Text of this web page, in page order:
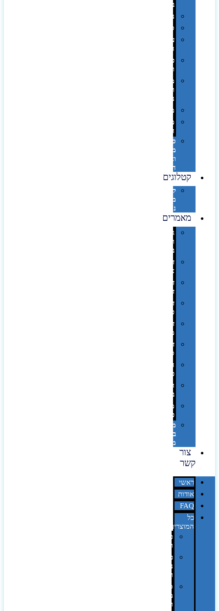
בפחית
נסיעות
ספורט
על
השולחן…
פינוק
וספא
מזוודות
ותיקי
נסיעות
מטריות
מוצרי
חוף
סביבת
מחשב
וציוד
היקפי
קטלוגים
קטלוג
מוצרי
נייר
מאמרים
גימורים
והשבחות
בדפוס
דפוס
אופסט
דפוס
דיגיטלי
דפוס
טמפון
דפוס
משי
דפוס
סובלימציה
הדפס
פרוצס
חריטה
בלייזר
מהו
פנטון?
מיתוג
באמצעות
מדבקות
צור
קשר
ראשי
אודות
FAQ
כל
המוצרים
טכנולוגיה
וגאדג'טים
פנאי,
נופש
ונסיעות
סביבת
משרד
ופרימיום